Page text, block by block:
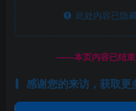
此处内容已隐
------本页内容已结
感谢您的来访，获取更